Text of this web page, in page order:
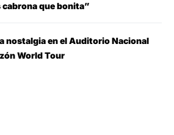
cabrona que bonita”
nostalgia en el Auditorio Nacional
World Tour